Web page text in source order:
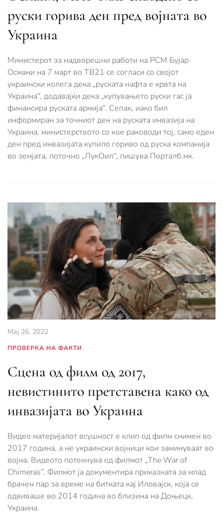
руски горива ден пред војната во
Украина
Министерот за надворешни работи на РСМ Бујар
Османи на 7 март во ТВ21 се согласи со својот
украински колега дека „руската нафта е крвта на
Украина“, додавајќи дека „купувањето руски гас ја
финансира руската армија“. Сепак, иако бил
информиран за точниот ден на руската инвазија на
Украина, министерството со кое раководи тој, само еден
ден пред инвазијата купило гориво од руска компанија
во земјата, поточно „ЛукОил“, пишува Порталб.мк.
Мај 26, 2022
ПРОВЕРКА НА ФАКТИ
Сцена од филм од 2017,
невистинито претставена како од
инвазијата во Украина
Видео материјалот всушност е клип од филм снимен во
2017 година, а не украински војници кои заминуваат во
војна. Видеото потекнува од филмот „The War of
Chimeras”. Филмот ја документира приказната за млад
брачен пар за време на битката кај Иловајск, која се
одвиваше во 2014 година во близина на Доњецк,
Украина.